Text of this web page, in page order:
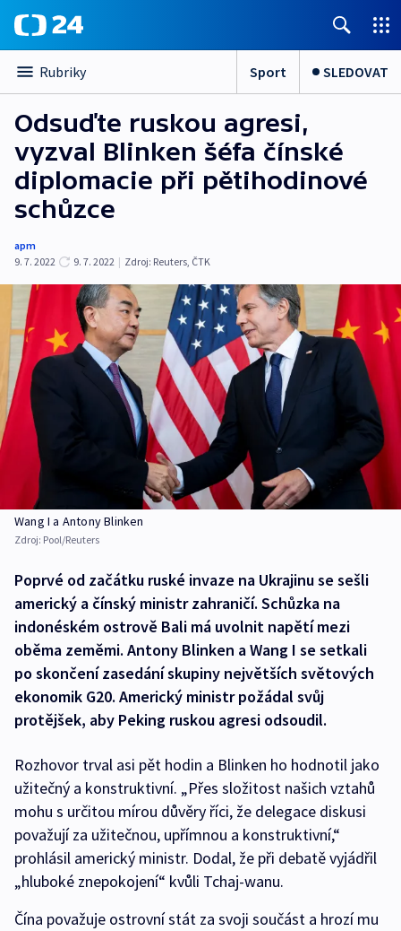
Rubriky Sport SLEDOVAT
Odsuďte ruskou agresi,
vyzval Blinken šéfa čínské
diplomacie při pětihodinové
schůzce
apm
9. 7. 2022
9. 7. 2022 | Zdroj: Reuters, ČTK
Wang I a Antony Blinken
Zdroj: Pool/Reuters
Poprvé od začátku ruské invaze na Ukrajinu se sešli
americký a čínský ministr zahraničí. Schůzka na
indonéském ostrově Bali má uvolnit napětí mezi
oběma zeměmi. Antony Blinken a Wang I se setkali
po skončení zasedání skupiny největších světových
ekonomik G20. Americký ministr požádal svůj
protějšek, aby Peking ruskou agresi odsoudil.
Rozhovor trval asi pět hodin a Blinken ho hodnotil jako
užitečný a konstruktivní. „Přes složitost našich vztahů
mohu s určitou mírou důvěry říci, že delegace diskusi
považují za užitečnou, upřímnou a konstruktivní,“
prohlásil americký ministr. Dodal, že při debatě vyjádřil
„hluboké znepokojení“ kvůli Tchaj-wanu.
Čína považuje ostrovní stát za svoji součást a hrozí mu